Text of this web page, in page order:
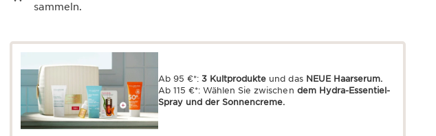
sammeln.
Ab 95 €*:3 Kultprodukte und das NEUE Haarserum.
Ab 115 €*: Wählen Sie zwischen dem Hydra-Essentiel-
Spray und der Sonnencreme.